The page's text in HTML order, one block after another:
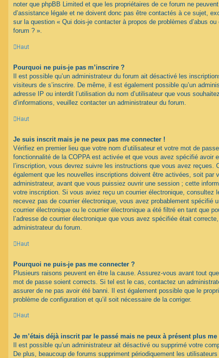
noter que phpBB Limited et que les propriétaires de ce forum ne
d’assistance légale et ne doivent donc pas être contactés à ce sujet,
sur la question « Qui dois-je contacter à propos de problèmes d’abus ou
forum ? ».
Haut
Pourquoi ne puis-je pas m’inscrire ?
Il est possible qu’un administrateur du forum ait désactivé les
visiteurs de s’inscrire. De même, il est également possible qu’un
adresse IP ou interdit l’utilisation du nom d’utilisateur que vous
d’informations, veuillez contacter un administrateur du forum.
Haut
Je suis inscrit mais je ne peux pas me connecter !
Vérifiez en premier lieu que votre nom d’utilisateur et votre mot de
fonctionnalité de la COPPA est activée et que vous avez spécifié avoir
l’inscription, vous devrez suivre les instructions que vous avez reçues.
également que les nouvelles inscriptions doivent être activées, soit par
administrateur, avant que vous puissiez ouvrir une session ; cette
votre inscription. Si vous aviez reçu un courrier électronique, consultez
recevez pas de courrier électronique, vous avez probablement spécifié
courrier électronique ou le courrier électronique a été filtré en tant que
l’adresse de courrier électronique que vous avez spécifiée était
administrateur du forum.
Haut
Pourquoi ne puis-je pas me connecter ?
Plusieurs raisons peuvent en être la cause. Assurez-vous avant tout
mot de passe soient corrects. Si tel est le cas, contactez un
assurer de ne pas avoir été banni. Il est également possible que le
problème de configuration et qu’il soit nécessaire de la corriger.
Haut
Je m’étais déjà inscrit par le passé mais ne peux à présent plus
Il est possible qu’un administrateur ait désactivé ou supprimé votre
De plus, beaucoup de forums suppriment périodiquement les